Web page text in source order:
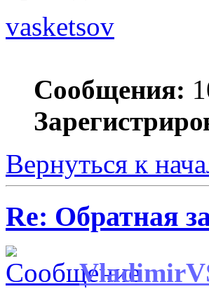
vasketsov
Сообщения:
Вернуться к
Re: Обратная